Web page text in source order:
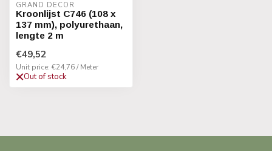
GRAND DECOR
Kroonlijst C746 (108 x
137 mm), polyurethaan,
lengte 2 m
€49,52
Unit price: €24,76 / Meter
Out of stock